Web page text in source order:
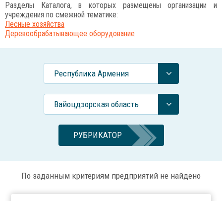
Разделы Каталога, в которых размещены организации и
учреждения по смежной тематике:
Лесные хозяйства
Деревообрабатывающее оборудование
Республика Армения
Вайоцдзорская область
РУБРИКАТОР
По заданным критериям предприятий не найдено